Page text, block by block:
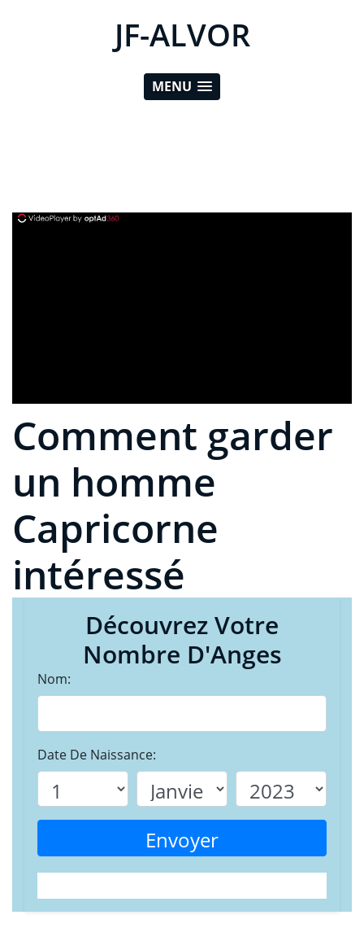
JF-ALVOR
MENU
Comment garder
un homme
Capricorne
intéressé
Découvrez Votre
Nombre D'Anges
Nom:
Date De Naissance:
Envoyer